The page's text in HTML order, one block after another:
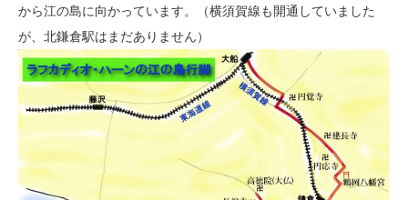
から江の島に向かっています。（横須賀線も開通していました
が、北鎌倉駅はまだありません）